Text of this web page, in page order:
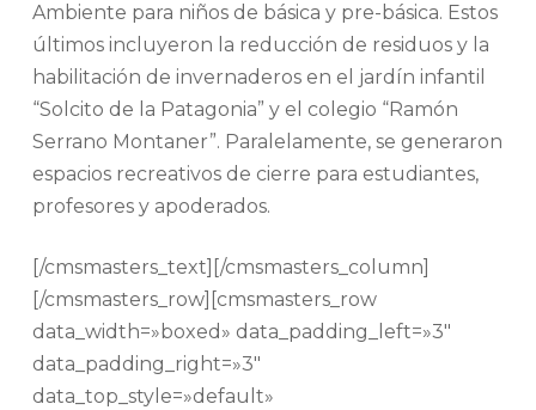
Ambiente para niños de básica y pre-básica. Estos
últimos incluyeron la reducción de residuos y la
habilitación de invernaderos en el jardín infantil
“Solcito de la Patagonia” y el colegio “Ramón
Serrano Montaner”. Paralelamente, se generaron
espacios recreativos de cierre para estudiantes,
profesores y apoderados.
[/cmsmasters_text][/cmsmasters_column]
[/cmsmasters_row][cmsmasters_row
data_width=»boxed» data_padding_left=»3″
data_padding_right=»3″
data_top_style=»default»